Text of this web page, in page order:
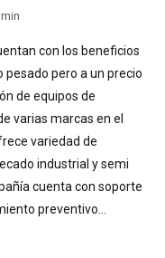
con los beneficios
pesado pero a un precio
de equipos de
varias marcas en el
variedad de
industrial y semi
cuenta con soporte
preventivo...